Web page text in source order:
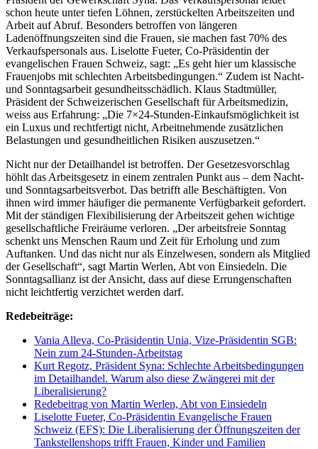
schon heute unter tiefen Löhnen, zerstückelten Arbeitszeiten und
Arbeit auf Abruf. Besonders betroffen von längeren
Ladenöffnungszeiten sind die Frauen, sie machen fast 70% des
Verkaufspersonals aus. Liselotte Fueter, Co-Präsidentin der
evangelischen Frauen Schweiz, sagt: „Es geht hier um klassische
Frauenjobs mit schlechten Arbeitsbedingungen.“ Zudem ist Nacht-
und Sonntagsarbeit gesundheitsschädlich. Klaus Stadtmüller,
Präsident der Schweizerischen Gesellschaft für Arbeitsmedizin,
weiss aus Erfahrung: „Die 7×24-Stunden-Einkaufsmöglichkeit ist
ein Luxus und rechtfertigt nicht, Arbeitnehmende zusätzlichen
Belastungen und gesundheitlichen Risiken auszusetzen.“
Nicht nur der Detailhandel ist betroffen. Der Gesetzesvorschlag
höhlt das Arbeitsgesetz in einem zentralen Punkt aus – dem Nacht-
und Sonntagsarbeitsverbot. Das betrifft alle Beschäftigten. Von
ihnen wird immer häufiger die permanente Verfügbarkeit gefordert.
Mit der ständigen Flexibilisierung der Arbeitszeit gehen wichtige
gesellschaftliche Freiräume verloren. „Der arbeitsfreie Sonntag
schenkt uns Menschen Raum und Zeit für Erholung und zum
Auftanken. Und das nicht nur als Einzelwesen, sondern als Mitglied
der Gesellschaft“, sagt Martin Werlen, Abt von Einsiedeln. Die
Sonntagsallianz ist der Ansicht, dass auf diese Errungenschaften
nicht leichtfertig verzichtet werden darf.
Redebeiträge:
Vania Alleva, Co-Präsidentin Unia, Vize-Präsidentin SGB:
Nein zum 24-Stunden-Arbeitstag
Kurt Regotz, Präsident Syna: Schlechte Arbeitsbedingungen
im Detailhandel. Warum also diese Zwängerei mit der
Liberalisierung?
Redebeitrag von Martin Werlen, Abt von Einsiedeln
Liselotte Fueter, Co-Präsidentin Evangelische Frauen
Schweiz (EFS): Die Liberalisierung der Öffnungszeiten der
Tankstellenshops trifft Frauen, Kinder und Familien